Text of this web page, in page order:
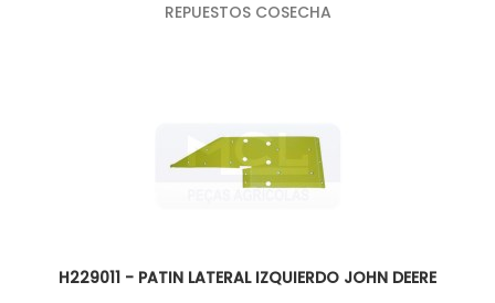
REPUESTOS COSECHA
H229011 - PATIN LATERAL IZQUIERDO JOHN DEERE